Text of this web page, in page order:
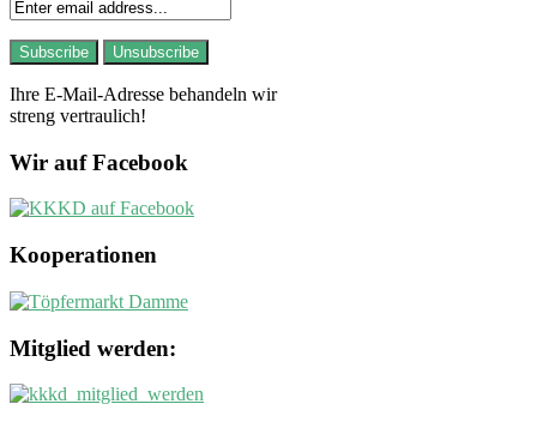
Ihre E-Mail-Adresse behandeln wir
streng vertraulich!
Wir auf Facebook
Kooperationen
Mitglied werden: